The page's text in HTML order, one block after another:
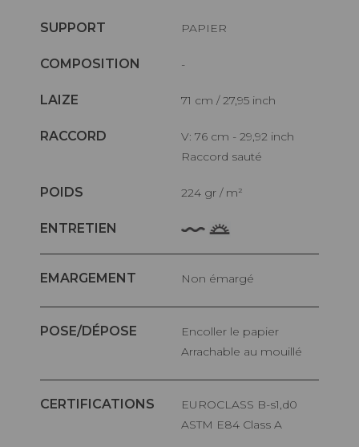
SUPPORT PAPIER
COMPOSITION -
LAIZE 71 cm / 27,95 inch
RACCORD
V: 76 cm - 29,92 inch
Raccord sauté
POIDS 224 gr / m²
ENTRETIEN
EMARGEMENT Non émargé
POSE/DÉPOSE
Encoller le papier
Arrachable au mouillé
CERTIFICATIONS
EUROCLASS B-s1,d0
ASTM E84 Class A